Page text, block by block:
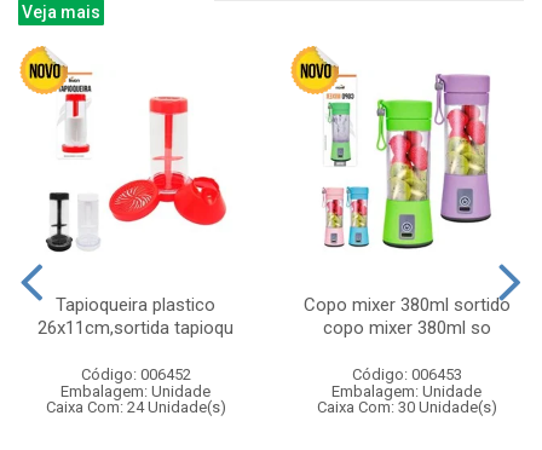
Veja mais
Tapioqueira plastico
26x11cm,sortida tapioqu
Código: 006452
Embalagem: Unidade
Caixa Com: 24 Unidade(s)
Copo mixer 380ml sortido
copo mixer 380ml so
Código: 006453
Embalagem: Unidade
Caixa Com: 30 Unidade(s)